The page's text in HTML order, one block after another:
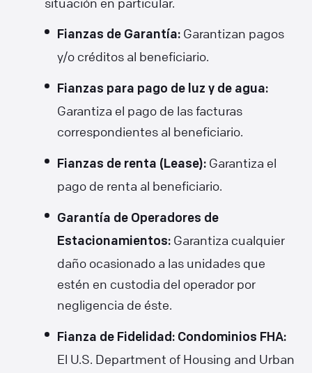
Fianzas de Garantía: Garantizan pagos
y/o créditos al beneficiario.
Fianzas para pago de luz y de agua:
Garantiza el pago de las facturas
correspondientes al beneficiario.
Fianzas de renta (Lease): Garantiza el
pago de renta al beneficiario.
Garantía de Operadores de
Estacionamientos: Garantiza cualquier
daño ocasionado a las unidades que
estén en custodia del operador por
negligencia de éste.
Fianza de Fidelidad: Condominios FHA:
El U.S. Department of Housing and Urban